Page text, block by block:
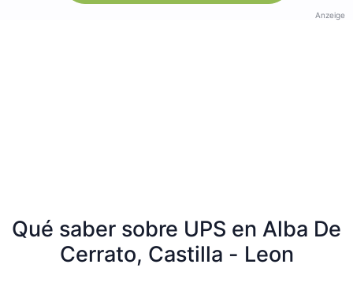
Anzeige
Qué saber sobre UPS en Alba De
Cerrato, Castilla - Leon